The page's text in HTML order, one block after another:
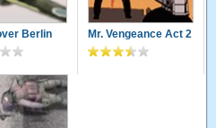
Berlin Mr. Vengeance Act 2